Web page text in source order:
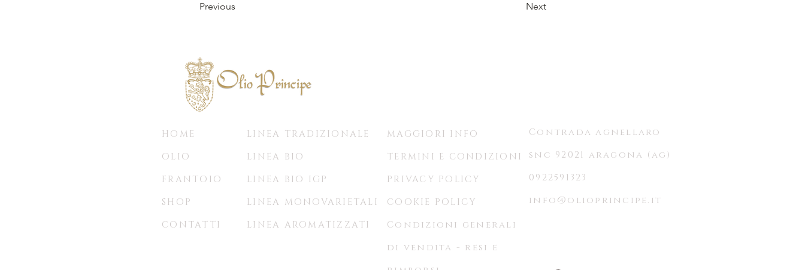
Previous Next
HOME
OLIO
FRANTOIO
SHOP
CONTATTI
LINEA TRADIZIONALE
LINEA BIO
LINEA BIO IGP
LINEA MONOVARIETALI
LINEA AROMATIZZATI
MAGGIORI INFO
TERMINI E CONDIZIONI
PRIVACY POLICY
COOKIE POLICY
Condizioni generali
di vendita - resi e
Contrada agnellaro
snc 92021 aragona (ag)
0922591323
info@olioprincipe.it